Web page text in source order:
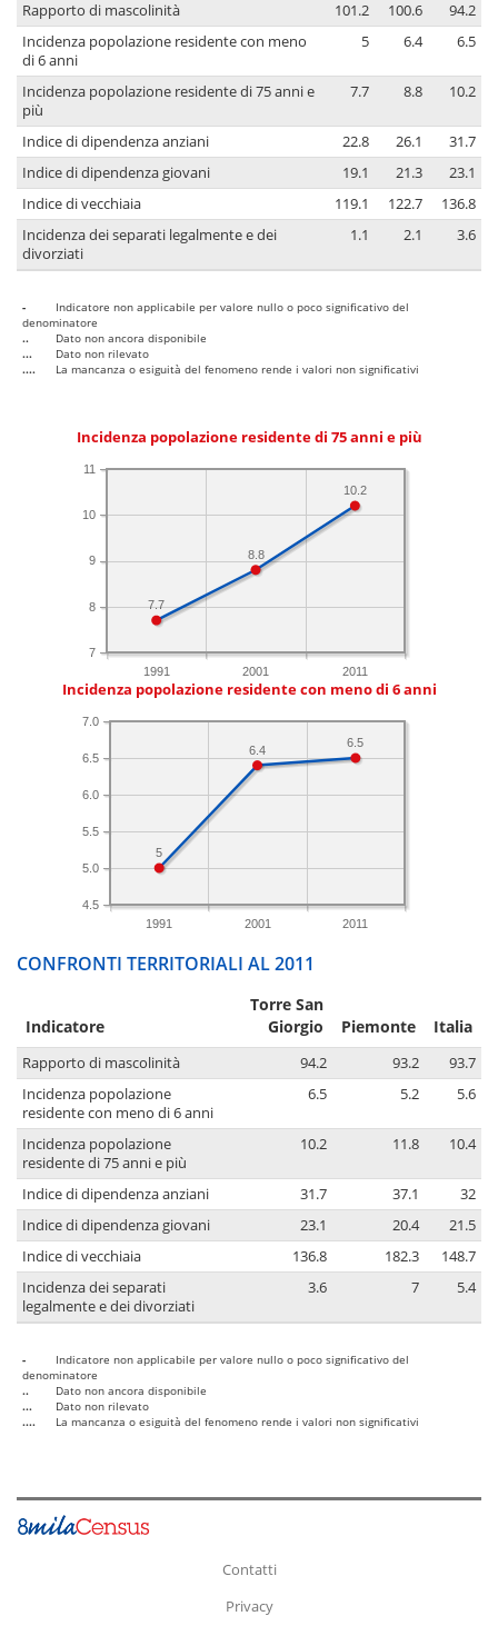
Rapporto di mascolinità 101.2 100.6
94.2
Incidenza popolazione residente con meno
di 6 anni
5 6.4 6.5
Incidenza popolazione residente di 75 anni e
più
7.7 8.8 10.2
Indice di dipendenza anziani 22.8 26.1
31.7
Indice di dipendenza giovani
19.1 21.3
23.1
Indice di vecchiaia
119.1 122.7
136.8
Incidenza dei separati legalmente e dei
divorziati
1.1 2.1 3.6
-
Indicatore non applicabile per valore nullo o poco significativo del
denominatore
..
Dato non ancora disponibile
...
Dato non rilevato
....
La mancanza o esiguità del fenomeno rende i valori non significativi
Incidenza popolazione residente di 75 anni e più
1991 2001 2011
7
8
9
10
11
10.2
8.8
7.7
Incidenza popolazione residente con meno di 6 anni
1991 2001 2011
4.5
5.0
5.5
6.0
6.5
7.0
6.5
6.4
5
CONFRONTI TERRITORIALI AL 2011
Indicatore
Torre San
Giorgio
Piemonte Italia
Rapporto di mascolinità 94.2 93.2
93.7
Incidenza popolazione
residente con meno di 6 anni
6.5 5.2 5.6
Incidenza popolazione
residente di 75 anni e più
10.2 11.8 10.4
Indice di dipendenza anziani 31.7 37.1
32
Indice di dipendenza giovani
23.1 20.4
21.5
Indice di vecchiaia
136.8 182.3
148.7
Incidenza dei separati
legalmente e dei divorziati
3.6 7 5.4
-
Indicatore non applicabile per valore nullo o poco significativo del
denominatore
..
Dato non ancora disponibile
...
Dato non rilevato
....
La mancanza o esiguità del fenomeno rende i valori non significativi
Contatti
Privacy